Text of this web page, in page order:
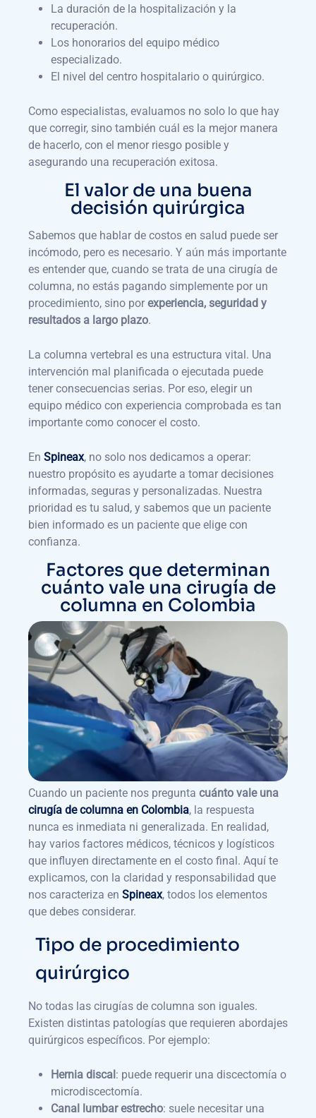
La duración de la hospitalización y la
recuperación.
Los honorarios del equipo médico
especializado.
El nivel del centro hospitalario o quirúrgico.
Como especialistas, evaluamos no solo lo que hay
que corregir, sino también cuál es la mejor manera
de hacerlo, con el menor riesgo posible y
asegurando una recuperación exitosa.
El valor de una buena
decisión quirúrgica
Sabemos que hablar de costos en salud puede ser
incómodo, pero es necesario. Y aún más importante
es entender que, cuando se trata de una cirugía de
columna, no estás pagando simplemente por un
procedimiento, sino por experiencia, seguridad y
resultados a largo plazo.
La columna vertebral es una estructura vital. Una
intervención mal planificada o ejecutada puede
tener consecuencias serias. Por eso, elegir un
equipo médico con experiencia comprobada es tan
importante como conocer el costo.
En Spineax, no solo nos dedicamos a operar:
nuestro propósito es ayudarte a tomar decisiones
informadas, seguras y personalizadas. Nuestra
prioridad es tu salud, y sabemos que un paciente
bien informado es un paciente que elige con
confianza.
Factores que determinan
cuánto vale una cirugía de
columna en Colombia
Cuando un paciente nos pregunta cuánto vale una
cirugía de columna en Colombia, la respuesta
nunca es inmediata ni generalizada. En realidad,
hay varios factores médicos, técnicos y logísticos
que influyen directamente en el costo final. Aquí te
explicamos, con la claridad y responsabilidad que
nos caracteriza en Spineax, todos los elementos
que debes considerar.
Tipo de procedimiento
quirúrgico
No todas las cirugías de columna son iguales.
Existen distintas patologías que requieren abordajes
quirúrgicos específicos. Por ejemplo:
Hernia discal: puede requerir una discectomía o
microdiscectomía.
Canal lumbar estrecho: suele necesitar una